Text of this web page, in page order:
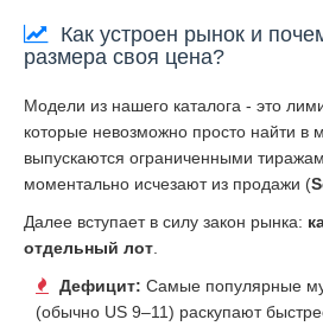
Как устроен рынок и
размера своя цена?
Модели из нашего каталога - это
которые невозможно просто найти в
выпускаются ограниченными
моментально исчезают из продажи (
Далее вступает в силу закон рынка:
отдельный лот
Дефицит: Самые популярные
(обычно US 9–11) раскупают